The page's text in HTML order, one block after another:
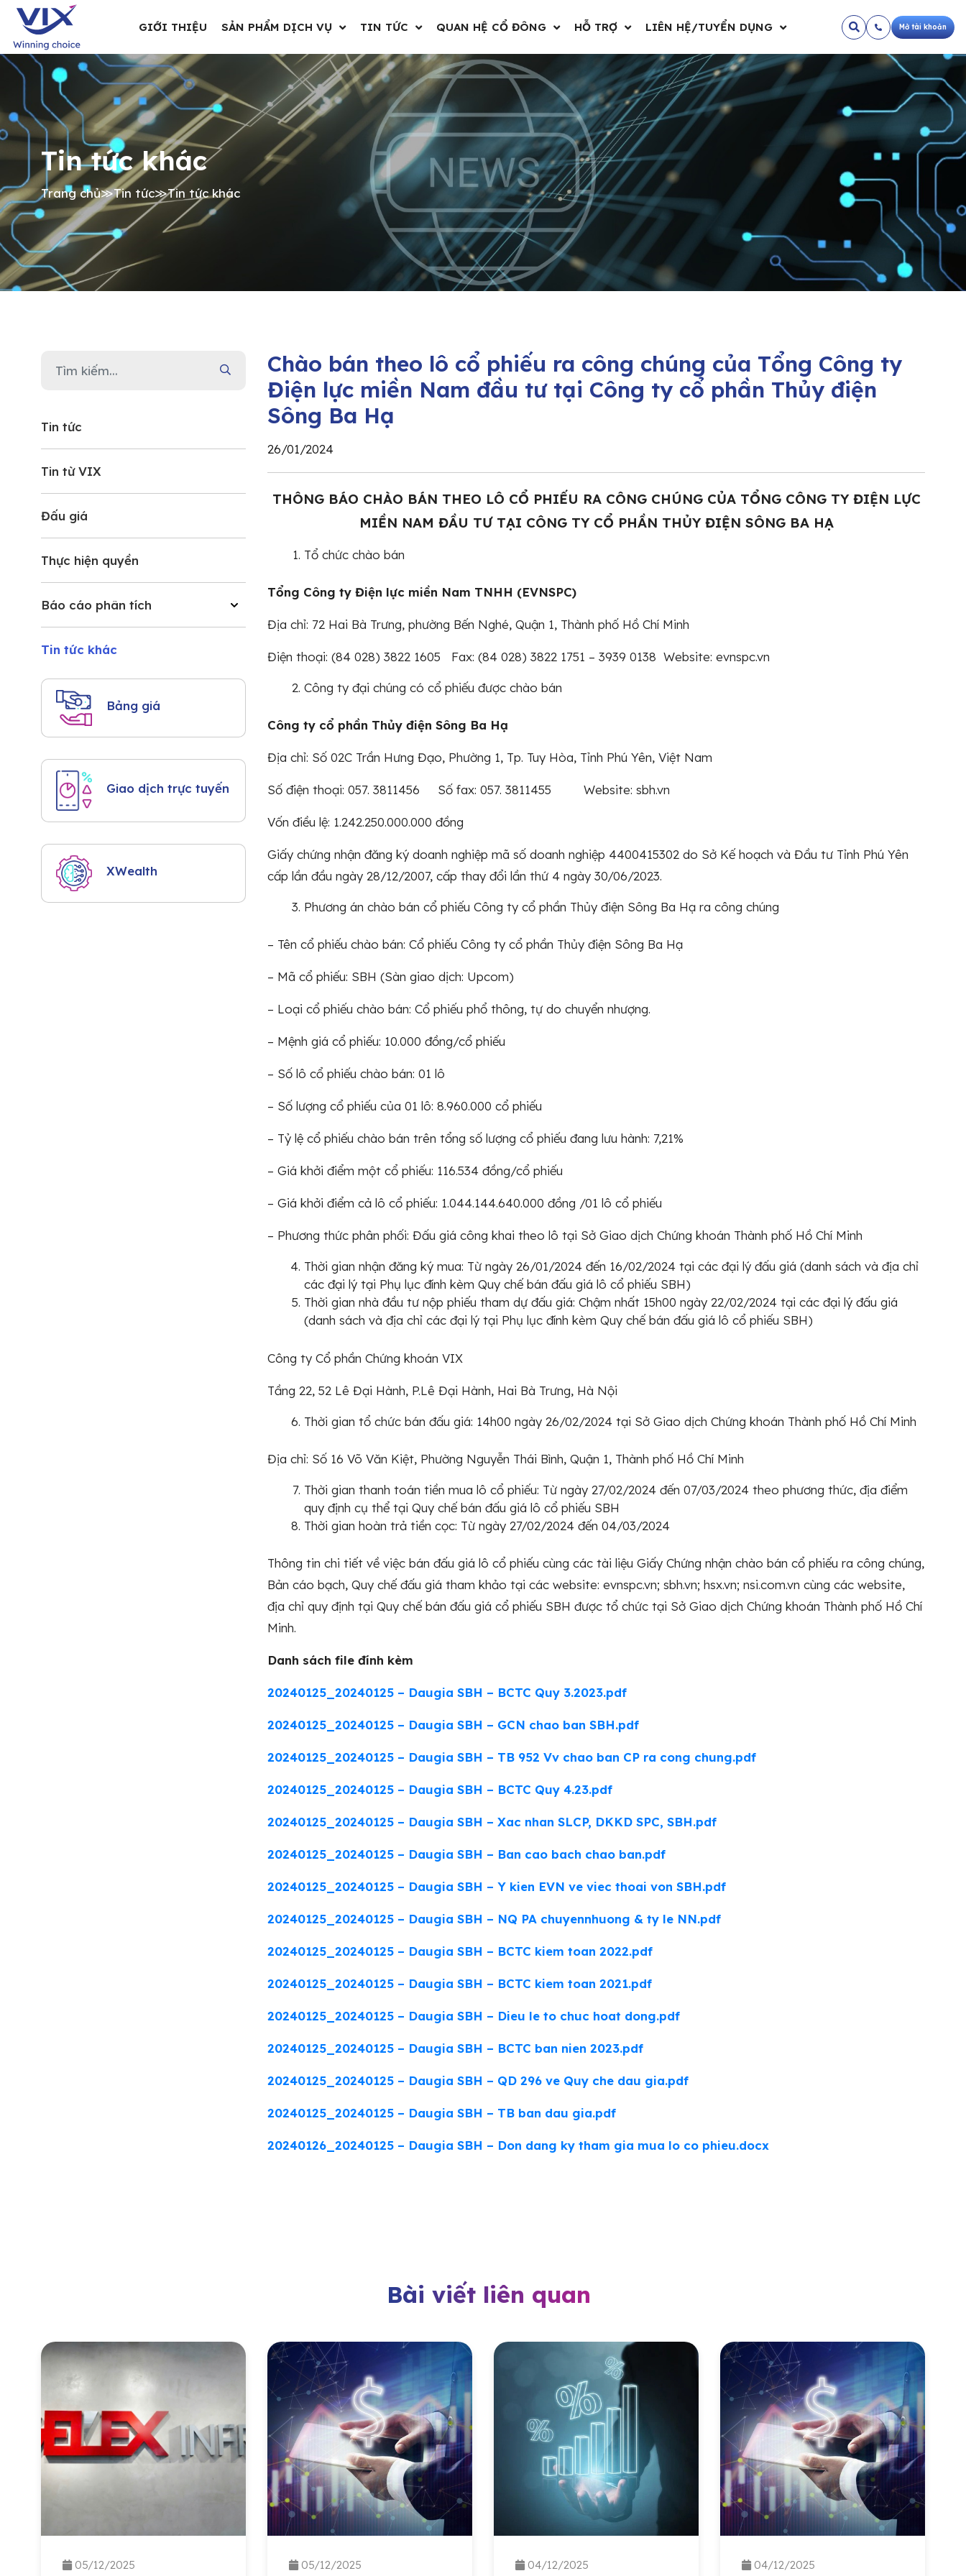
GIỚI THIỆU SẢN PHẨM DỊCH VỤ TIN TỨC QUAN HỆ CỔ ĐÔNG HỖ TRỢ LIÊN HỆ/TUYỂN DỤNG Mở tài khoản
Tin tức khác
Trang chủ≫Tin tức≫Tin tức khác
Tin tức
Tin từ VIX
Đấu giá
Thực hiện quyền
Báo cáo phân tích
Tin tức khác
Bảng giá
Giao dịch trực tuyến
XWealth
Chào bán theo lô cổ phiếu ra công chúng của Tổng Công ty
Điện lực miền Nam đầu tư tại Công ty cổ phần Thủy điện
Sông Ba Hạ
26/01/2024
THÔNG BÁO CHÀO BÁN THEO LÔ CỔ PHIẾU RA CÔNG CHÚNG CỦA TỔNG CÔNG TY ĐIỆN LỰC
MIỀN NAM ĐẦU TƯ TẠI CÔNG TY CỔ PHẦN THỦY ĐIỆN SÔNG BA HẠ
Tổ chức chào bán
Tổng Công ty Điện lực miền Nam TNHH (EVNSPC)
Địa chỉ: 72 Hai Bà Trưng, phường Bến Nghé, Quận 1, Thành phố Hồ Chí Minh
Điện thoại: (84 028) 3822 1605 Fax: (84 028) 3822 1751 – 3939 0138 Website: evnspc.vn
Công ty đại chúng có cổ phiếu được chào bán
Công ty cổ phần Thủy điện Sông Ba Hạ
Địa chỉ: Số 02C Trần Hưng Đạo, Phường 1, Tp. Tuy Hòa, Tỉnh Phú Yên, Việt Nam
Số điện thoại: 057. 3811456 Số fax: 057. 3811455 Website: sbh.vn
Vốn điều lệ: 1.242.250.000.000 đồng
Giấy chứng nhận đăng ký doanh nghiệp mã số doanh nghiệp 4400415302 do Sở Kế hoạch và Đầu tư Tỉnh Phú Yên
cấp lần đầu ngày 28/12/2007, cấp thay đổi lần thứ 4 ngày 30/06/2023.
Phương án chào bán cổ phiếu Công ty cổ phần Thủy điện Sông Ba Hạ ra công chúng
– Tên cổ phiếu chào bán: Cổ phiếu Công ty cổ phần Thủy điện Sông Ba Hạ
– Mã cổ phiếu: SBH (Sàn giao dịch: Upcom)
– Loại cổ phiếu chào bán: Cổ phiếu phổ thông, tự do chuyển nhượng.
– Mệnh giá cổ phiếu: 10.000 đồng/cổ phiếu
– Số lô cổ phiếu chào bán: 01 lô
– Số lượng cổ phiếu của 01 lô: 8.960.000 cổ phiếu
– Tỷ lệ cổ phiếu chào bán trên tổng số lượng cổ phiếu đang lưu hành: 7,21%
– Giá khởi điểm một cổ phiếu: 116.534 đồng/cổ phiếu
– Giá khởi điểm cả lô cổ phiếu: 1.044.144.640.000 đồng /01 lô cổ phiếu
– Phương thức phân phối: Đấu giá công khai theo lô tại Sở Giao dịch Chứng khoán Thành phố Hồ Chí Minh
Thời gian nhận đăng ký mua: Từ ngày 26/01/2024 đến 16/02/2024 tại các đại lý đấu giá (danh sách và địa chỉ
các đại lý tại Phụ lục đính kèm Quy chế bán đấu giá lô cổ phiếu SBH)
Thời gian nhà đầu tư nộp phiếu tham dự đấu giá: Chậm nhất 15h00 ngày 22/02/2024 tại các đại lý đấu giá
(danh sách và địa chỉ các đại lý tại Phụ lục đính kèm Quy chế bán đấu giá lô cổ phiếu SBH)
Công ty Cổ phần Chứng khoán VIX
Tầng 22, 52 Lê Đại Hành, P.Lê Đại Hành, Hai Bà Trưng, Hà Nội
Thời gian tổ chức bán đấu giá: 14h00 ngày 26/02/2024 tại Sở Giao dịch Chứng khoán Thành phố Hồ Chí Minh
Địa chỉ: Số 16 Võ Văn Kiệt, Phường Nguyễn Thái Bình, Quận 1, Thành phố Hồ Chí Minh
Thời gian thanh toán tiền mua lô cổ phiếu: Từ ngày 27/02/2024 đến 07/03/2024 theo phương thức, địa điểm
quy định cụ thể tại Quy chế bán đấu giá lô cổ phiếu SBH
Thời gian hoàn trả tiền cọc: Từ ngày 27/02/2024 đến 04/03/2024
Thông tin chi tiết về việc bán đấu giá lô cổ phiếu cùng các tài liệu Giấy Chứng nhận chào bán cổ phiếu ra công chúng,
Bản cáo bạch, Quy chế đấu giá tham khảo tại các website: evnspc.vn; sbh.vn; hsx.vn; nsi.com.vn cùng các website,
địa chỉ quy định tại Quy chế bán đấu giá cổ phiếu SBH được tổ chức tại Sở Giao dịch Chứng khoán Thành phố Hồ Chí
Minh.
Danh sách file đính kèm
20240125_20240125 – Daugia SBH – BCTC Quy 3.2023.pdf
20240125_20240125 – Daugia SBH – GCN chao ban SBH.pdf
20240125_20240125 – Daugia SBH – TB 952 Vv chao ban CP ra cong chung.pdf
20240125_20240125 – Daugia SBH – BCTC Quy 4.23.pdf
20240125_20240125 – Daugia SBH – Xac nhan SLCP, DKKD SPC, SBH.pdf
20240125_20240125 – Daugia SBH – Ban cao bach chao ban.pdf
20240125_20240125 – Daugia SBH – Y kien EVN ve viec thoai von SBH.pdf
20240125_20240125 – Daugia SBH – NQ PA chuyennhuong & ty le NN.pdf
20240125_20240125 – Daugia SBH – BCTC kiem toan 2022.pdf
20240125_20240125 – Daugia SBH – BCTC kiem toan 2021.pdf
20240125_20240125 – Daugia SBH – Dieu le to chuc hoat dong.pdf
20240125_20240125 – Daugia SBH – BCTC ban nien 2023.pdf
20240125_20240125 – Daugia SBH – QD 296 ve Quy che dau gia.pdf
20240125_20240125 – Daugia SBH – TB ban dau gia.pdf
20240126_20240125 – Daugia SBH – Don dang ky tham gia mua lo co phieu.docx
Bài viết liên quan
05/12/2025 05/12/2025 04/12/2025 04/12/2025